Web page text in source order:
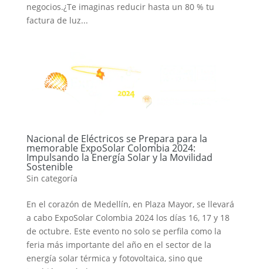
negocios.¿Te imaginas reducir hasta un 80 % tu
factura de luz...
Nacional de Eléctricos se Prepara para la
memorable ExpoSolar Colombia 2024:
Impulsando la Energía Solar y la Movilidad
Sostenible
Sin categoría
En el corazón de Medellín, en Plaza Mayor, se llevará
a cabo ExpoSolar Colombia 2024 los días 16, 17 y 18
de octubre. Este evento no solo se perfila como la
feria más importante del año en el sector de la
energía solar térmica y fotovoltaica, sino que